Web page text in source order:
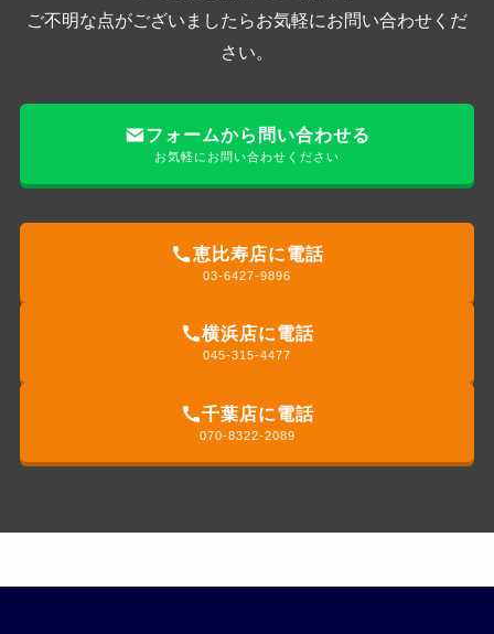
ご不明な点がございましたらお気軽にお問い合わせくだ
さい。
フォームから問い合わせる
お気軽にお問い合わせください
恵比寿店に電話
03-6427-9896
横浜店に電話
045-315-4477
千葉店に電話
070-8322-2089